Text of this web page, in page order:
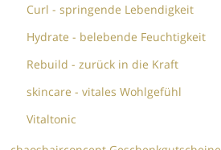
Curl - springende Lebendigkeit
Hydrate - belebende Feuchtigkeit
Rebuild - zurück in die Kraft
skincare - vitales Wohlgefühl
Vitaltonic